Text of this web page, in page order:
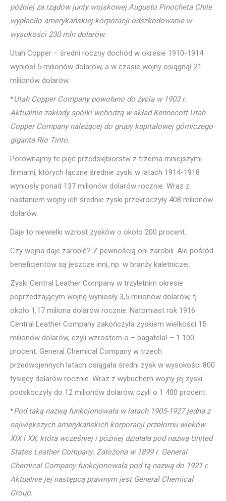
później za rządów junty wojskowej Augusto Pinocheta Chile
wypłaciło amerykańskiej korporacji odszkodowanie w
wysokości 230 mln dolarów.
Utah Copper – średni roczny dochód w okresie 1910-1914
wyniósł 5 milionów dolarów, a w czasie wojny osiągnął 21
milionów dolarów.
*Utah Copper Company powołano do życia w 1903 r.
Aktualnie zakłady spółki wchodzą w skład Kennecott Utah
Copper Company należącej do grupy kapitałowej górniczego
giganta Rio Tinto.
Porównajmy te pięć przedsiębiorstw z trzema mniejszymi
firmami, których łączne średnie zyski w latach 1914-1918
wyniosły ponad 137 milionów dolarów rocznie. Wraz z
nastaniem wojny ich średnie zyski przekroczyły 408 milionów
dolarów.
Daje to niewielki wzrost zysków o około 200 procent.
Czy wojna daje zarobić? Z pewnością oni zarobili. Ale pośród
beneficjentów są jeszcze inni, np. w branży kaletniczej.
Zyski Central Leather Company w trzyletnim okresie
poprzedzającym wojnę wyniosły 3,5 milionów dolarów, tj.
około 1,17 miliona dolarów rocznie. Natomiast rok 1916
Central Leather Company zakończyła zyskiem wielkości 15
milionów dolarów, czyli wzrostem o – bagatela! – 1 100
procent. General Chemical Company w trzech
przedwojennych latach osiągała średni zysk w wysokości 800
tysięcy dolarów rocznie. Wraz z wybuchem wojny jej zyski
podskoczyły do 12 milionów dolarów, czyli o 1 400 procent.
*Pod taką nazwą funkcjonowała w latach 1905-1927 jedna z
największych amerykańskich korporacji przełomu wieków
XIX i XX, która wcześniej i później działała pod nazwą United
States Leather Company. Założona w 1899 r. General
Chemical Company funkcjonowała pod tą nazwą do 1921 r.
Aktualnie jej następcą prawnym jest General Chemical
Group.